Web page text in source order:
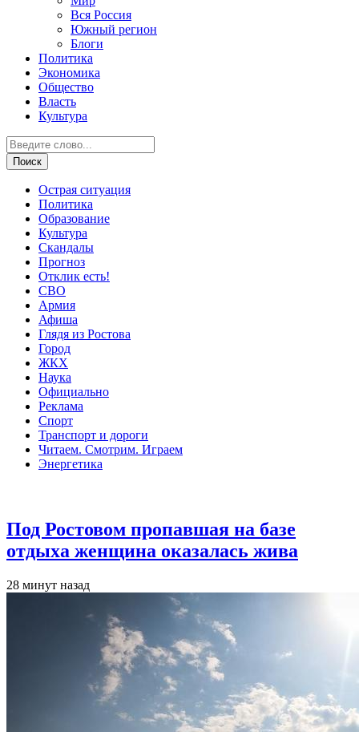
Вся Россия
Южный регион
Блоги
Политика
Экономика
Общество
Власть
Культура
Острая ситуация
Политика
Образование
Культура
Скандалы
Прогноз
Отклик есть!
СВО
Армия
Афиша
Глядя из Ростова
Город
ЖКХ
Наука
Официально
Реклама
Спорт
Транспорт и дороги
Читаем. Смотрим. Играем
Энергетика
Под Ростовом пропавшая на базе
отдыха женщина оказалась жива
28 минут назад